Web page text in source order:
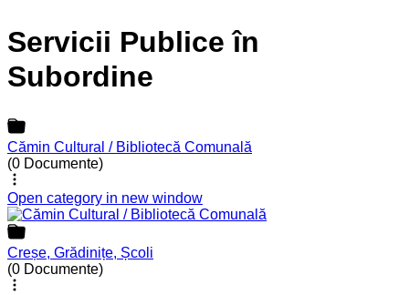
Servicii Publice în
Subordine
Cămin Cultural / Bibliotecă Comunală
(0 Documente)
Open category in new window
Creșe, Grădinițe, Școli
(0 Documente)